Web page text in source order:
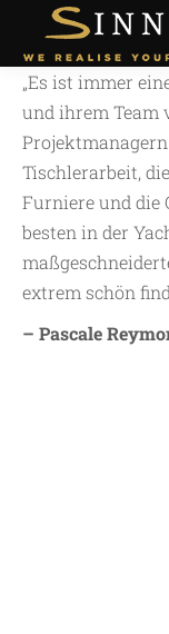
„Es ist immer
und ihrem Team
Tischlerarbeit,
Furniere und die
besten in der
extrem schön
– Pascale